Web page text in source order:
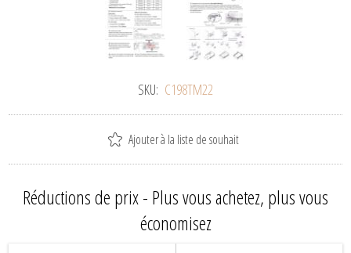
SKU: C198TM22
Ajouter à la liste de souhait
Réductions de prix - Plus vous achetez, plus vous
économisez